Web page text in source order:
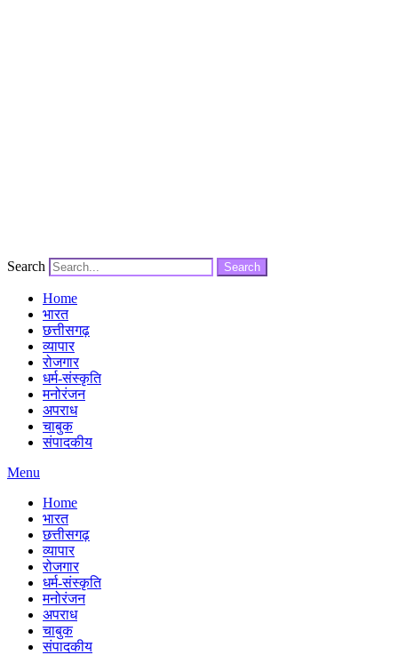
Search Search
Home
भारत
छत्तीसगढ़
व्यापार
रोजगार
धर्म-संस्कृति
मनोरंजन
अपराध
चाबुक
संपादकीय
Menu
Home
भारत
छत्तीसगढ़
व्यापार
रोजगार
धर्म-संस्कृति
मनोरंजन
अपराध
चाबुक
संपादकीय